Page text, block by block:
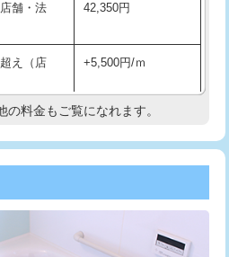
舗・法
42,350円
え（店
+5,500円/ｍ
現地調査
の料金もご覧になれます。